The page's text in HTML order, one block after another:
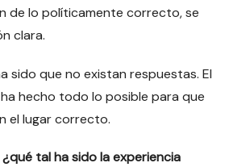
de lo políticamente correcto, se
clara.
sido que no existan respuestas. El
hecho todo lo posible para que
el lugar correcto.
¿qué tal ha sido la experiencia